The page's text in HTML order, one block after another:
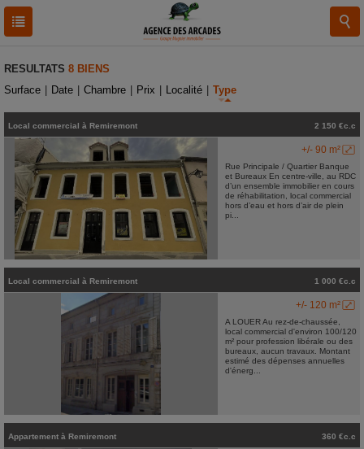
RESULTATS 8 BIENS
Surface
Date Chambre Prix Localité Type
Local commercial à Remiremont 2 150 €c.c
+/- 90 m²
Rue Principale / Quartier Banque
et Bureaux En centre-ville, au RDC
d’un ensemble immobilier en cours
de réhabilitation, local commercial
hors d’eau et hors d’air de plein
pi...
Local commercial à Remiremont 1 000 €c.c
+/- 120 m²
A LOUER Au rez-de-chaussée,
local commercial d'environ 100/120
m² pour profession libérale ou des
bureaux, aucun travaux. Montant
estimé des dépenses annuelles
d'énerg...
Appartement à Remiremont 360 €c.c